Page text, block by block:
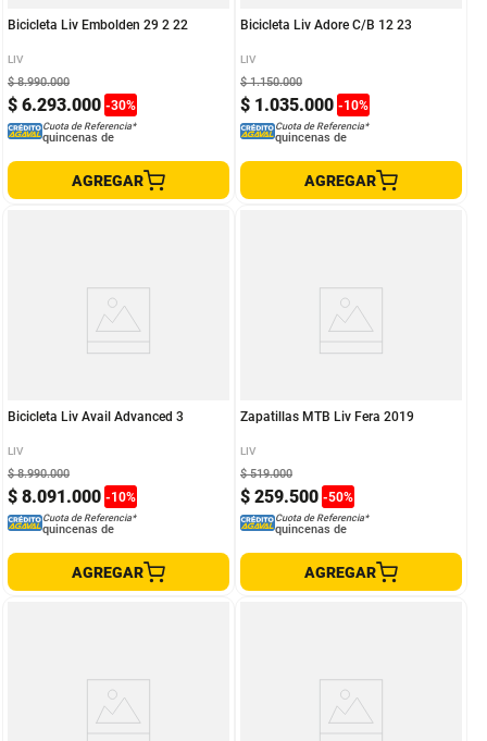
Bicicleta Liv Embolden 29 2 22
LIV
$ 6.293.000 -30%
$ 8.990.000
Cuota de Referencia*
quincenas de
AGREGAR
Bicicleta Liv Adore C/B 12 23
LIV
$ 1.035.000 -10%
$ 1.150.000
Cuota de Referencia*
quincenas de
AGREGAR
Bicicleta Liv Avail Advanced 3
LIV
$ 8.091.000 -10%
$ 8.990.000
Cuota de Referencia*
quincenas de
AGREGAR
Zapatillas MTB Liv Fera 2019
LIV
$ 259.500 -50%
$ 519.000
Cuota de Referencia*
quincenas de
AGREGAR